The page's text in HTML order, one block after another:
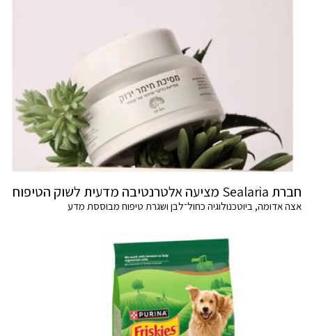
חברת Sealaria מציעה אלטרנטיבה מדעית לשוק הטיפוח
אצה אדומה, ביוטכנולוגיה כחול־לבן ושגרת טיפוח מבוססת מדע